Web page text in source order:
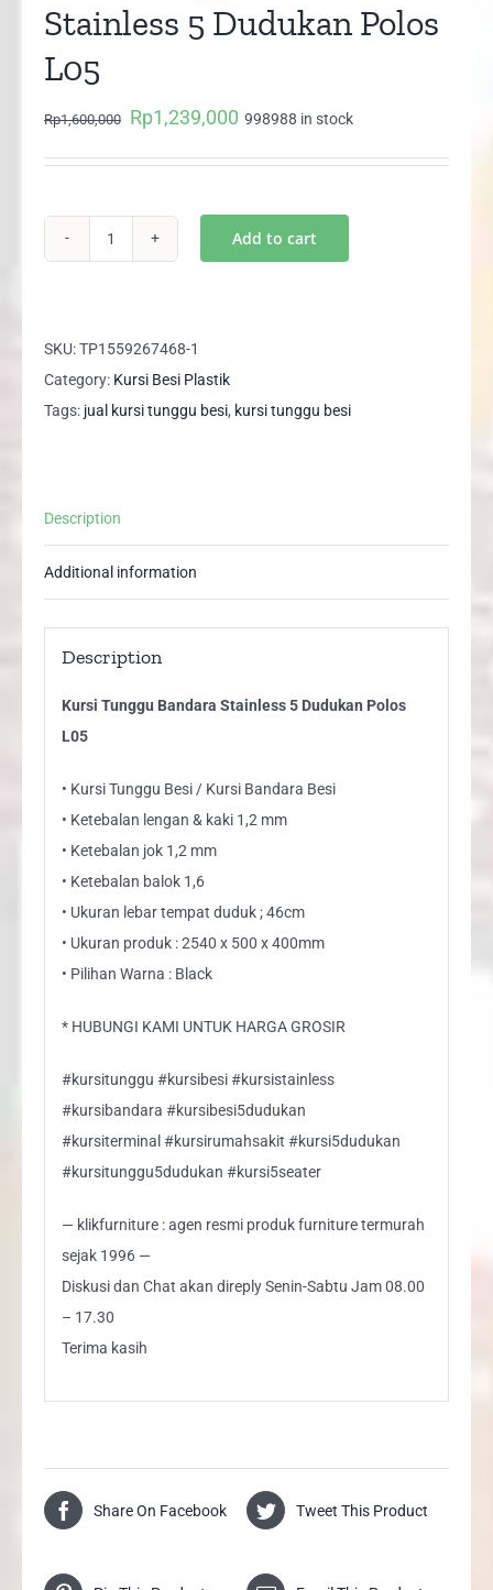
Stainless 5 Dudukan Polos
L05
Rp1,600,000
Original
Rp1,239,000 Current
998988 in stock
Stainless
5
Dudukan
Add to cart
SKU:TP1559267468-1
Category: Kursi Besi Plastik
Tags: jual kursi tunggu besi, kursi tunggu besi
Description
Additional information
Description
Kursi Tunggu Bandara Stainless 5 Dudukan Polos
L05
• Kursi Tunggu Besi / Kursi Bandara Besi
• Ketebalan lengan & kaki 1,2 mm
• Ketebalan jok 1,2 mm
• Ketebalan balok 1,6
• Ukuran lebar tempat duduk ; 46cm
• Ukuran produk : 2540 x 500 x 400mm
• Pilihan Warna : Black
* HUBUNGI KAMI UNTUK HARGA GROSIR
#kursitunggu #kursibesi #kursistainless
#kursibandara #kursibesi5dudukan
#kursiterminal #kursirumahsakit #kursi5dudukan
#kursitunggu5dudukan #kursi5seater
— klikfurniture : agen resmi produk furniture termurah
sejak 1996 —
Diskusi dan Chat akan direply Senin-Sabtu Jam 08.00
– 17.30
Terima kasih
Share On Facebook Tweet This Product